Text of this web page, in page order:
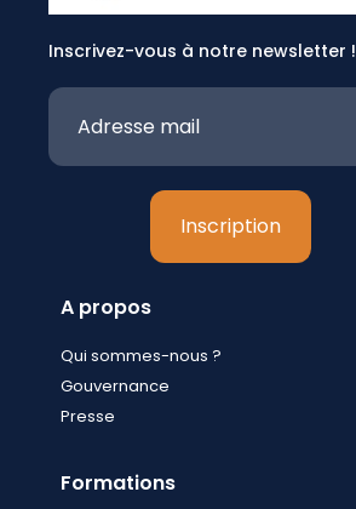
Inscrivez-vous à notre newsletter !
A propos
Qui sommes-nous ?
Gouvernance
Presse
Formations